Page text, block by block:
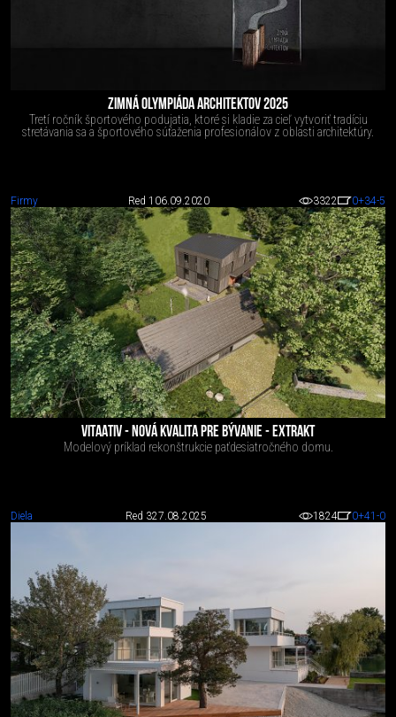
ZIMNÁ OLYMPIÁDA ARCHITEKTOV 2025
Tretí ročník športového podujatia, ktoré si kladie za cieľ vytvoriť tradíciu
stretávania sa a športového súťaženia profesionálov z oblasti architektúry.
Firmy Red 1 06.09.2020 3322 0+34-5
VITAATIV - NOVÁ KVALITA PRE BÝVANIE - EXTRAKT
Modelový príklad rekonštrukcie paťdesiatročného domu.
Diela Red 327.08.2025 1824 0+41 -0